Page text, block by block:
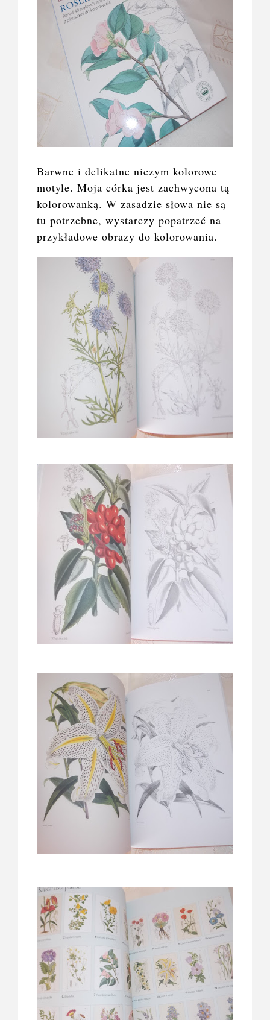
Barwne i delikatne niczym kolorowe
motyle. Moja córka jest zachwycona tą
kolorowanką. W zasadzie słowa nie są
tu potrzebne, wystarczy popatrzeć na
przykładowe obrazy do kolorowania.